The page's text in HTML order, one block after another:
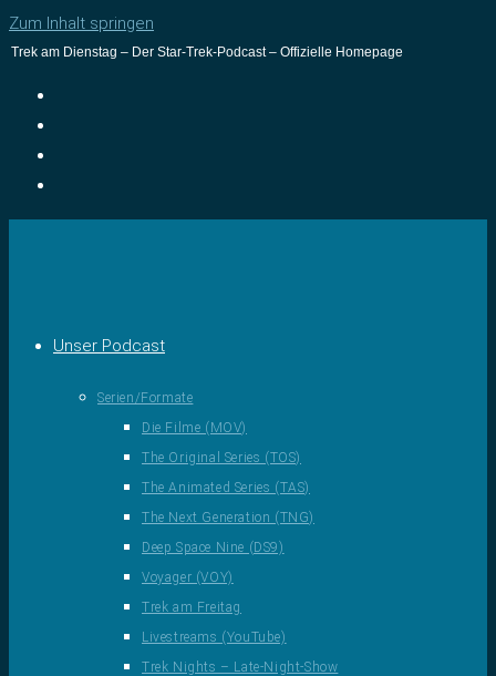
Zum Inhalt springen
Trek am Dienstag – Der Star-Trek-Podcast – Offizielle Homepage
Unser Podcast
Serien/Formate
Die Filme (MOV)
The Original Series (TOS)
The Animated Series (TAS)
The Next Generation (TNG)
Deep Space Nine (DS9)
Voyager (VOY)
Trek am Freitag
Livestreams (YouTube)
Trek Nights – Late-Night-Show